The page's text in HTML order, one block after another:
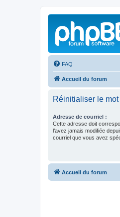
FAQ
Accueil du forum
Réinitialiser le
Adresse de courriel :
Cette adresse doit
l’avez jamais modifiée
courriel que vous avez
Accueil du forum